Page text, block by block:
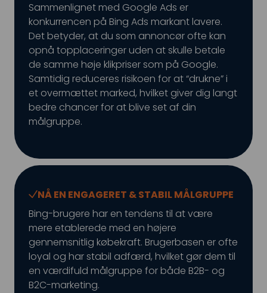
Sammenlignet med Google Ads er
konkurrencen på Bing Ads markant lavere.
Det betyder, at du som annoncør ofte kan
opnå topplaceringer uden at skulle betale
de samme høje klikpriser som på Google.
Samtidig reduceres risikoen for at “drukne” i
et overmættet marked, hvilket giver dig langt
bedre chancer for at blive set af din
målgruppe.
NÅ EN ENGAGERET & STABIL MÅLGRUPPE
Bing-brugere har en tendens til at være
mere etablerede med en højere
gennemsnitlig købekraft. Brugerbasen er ofte
loyal og har stabil adfærd, hvilket gør dem til
en værdifuld målgruppe for både B2B- og
B2C-marketing.